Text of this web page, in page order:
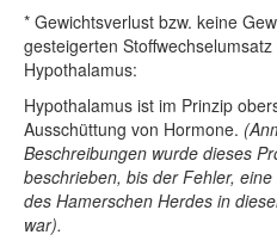
* Gewichtsverlust bzw. keine
gesteigerten
Hypothalamus:
Hypothalamus ist im Prinzip
Ausschüttung von Hormone.
Beschreibungen wurde dieses
beschrieben, bis der Fehler,
des Hamerschen Herdes in
war).